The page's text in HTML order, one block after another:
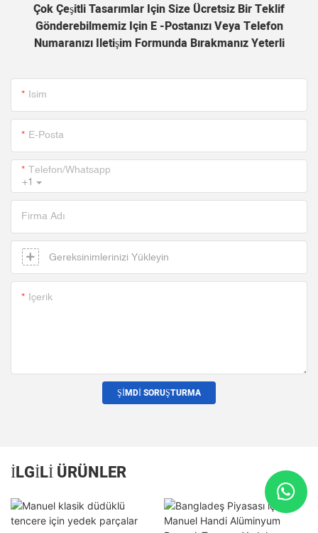
Çok Çeşitli Tasarımlar Için Size Ücretsiz Bir Teklif
Gönderebilmemiz Için E -postanızı Veya Telefon
Numaranızı Iletişim Formunda Bırakmanız Yeterli
Isim
E-Posta
+1
Telefon/whatsapp
Firma Adı
Gereksinimlerinizi Yükleyin
Içerik
ŞIMDI SORUŞTURMA
İLGILI ÜRÜNLER